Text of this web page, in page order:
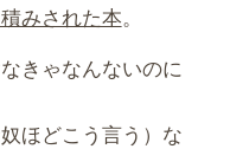
みされた本。
きゃなんないのに
ほどこう言う）な